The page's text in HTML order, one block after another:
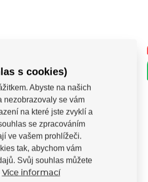
-33%
Chrániče Ennui Street
Dual Pack
Chrániče Ennui Street Dual Pack -
streetové chráničů kolen a...
s cookies)
Abyste na našich
nezobrazovaly se vám
na které jste zvyklí a
se zpracováním
ve vašem prohlížeči.
tak, abychom vám
Svůj souhlas můžete
Více informací